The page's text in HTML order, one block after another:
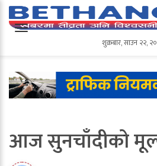
शुक्रबार,साउन २२,
शुक्रबार,साउन २२,
आज सुनचाँदीको